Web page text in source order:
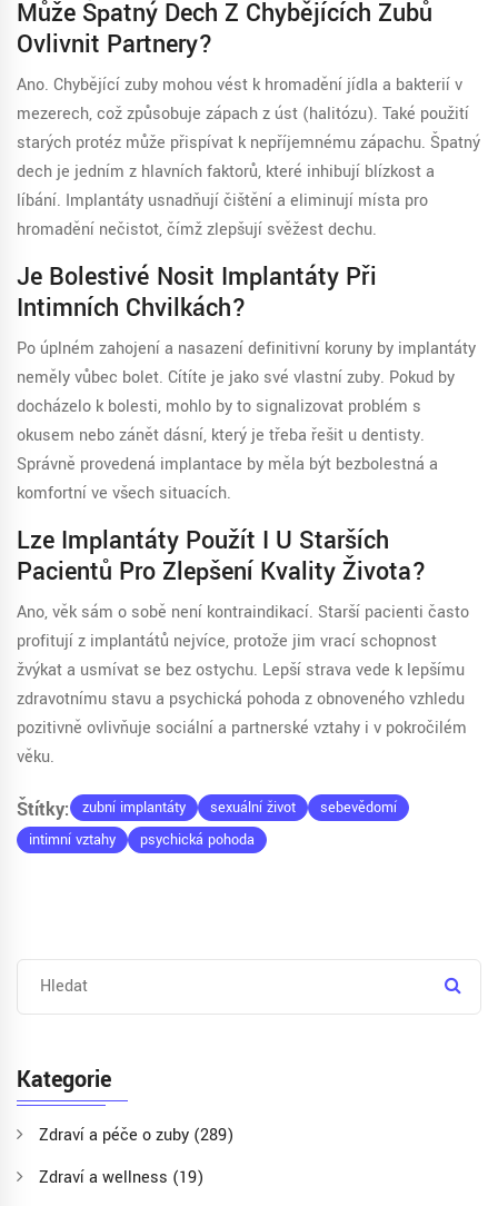
Může Špatný Dech Z Chybějících Zubů
Ovlivnit Partnery?
Ano. Chybějící zuby mohou vést k hromadění jídla a bakterií v
mezerech, což způsobuje zápach z úst (halitózu). Také použití
starých protéz může přispívat k nepříjemnému zápachu. Špatný
dech je jedním z hlavních faktorů, které inhibují blízkost a
líbání. Implantáty usnadňují čištění a eliminují místa pro
hromadění nečistot, čímž zlepšují svěžest dechu.
Je Bolestivé Nosit Implantáty Při
Intimních Chvilkách?
Po úplném zahojení a nasazení definitivní koruny by implantáty
neměly vůbec bolet. Cítíte je jako své vlastní zuby. Pokud by
docházelo k bolesti, mohlo by to signalizovat problém s
okusem nebo zánět dásní, který je třeba řešit u dentisty.
Správně provedená implantace by měla být bezbolestná a
komfortní ve všech situacích.
Lze Implantáty Použít I U Starších
Pacientů Pro Zlepšení Kvality Života?
Ano, věk sám o sobě není kontraindikací. Starší pacienti často
profitují z implantátů nejvíce, protože jim vrací schopnost
žvýkat a usmívat se bez ostychu. Lepší strava vede k lepšímu
zdravotnímu stavu a psychická pohoda z obnoveného vzhledu
pozitivně ovlivňuje sociální a partnerské vztahy i v pokročilém
věku.
Štítky: zubní implantáty sexuální život
sebevědomí
intimní vztahy
psychická pohoda
Kategorie
Zdraví a péče o zuby (289)
Zdraví a wellness (19)